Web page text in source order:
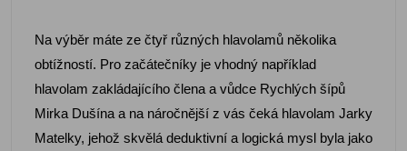
Na výběr máte ze čtyř různých hlavolamů několika
obtížností. Pro začátečníky je vhodný například
hlavolam zakládajícího člena a vůdce Rychlých šípů
Mirka Dušína a na náročnější z vás čeká hlavolam Jarky
Matelky, jehož skvělá deduktivní a logická mysl byla jako